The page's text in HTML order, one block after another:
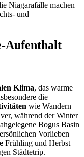
Niagarafälle machen
und
Aufenthalt
Klima, das warme
die
wie Wandern
während der Winter
Bogus Basin
Vorlieben
Frühling und Herbst
Städtetrip.